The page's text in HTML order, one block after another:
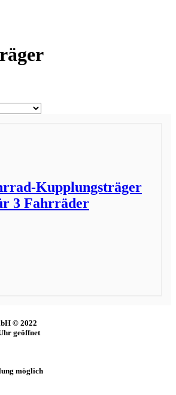
Kupplungsträger
3 Fahrräder
© 2022
geöffnet
möglich